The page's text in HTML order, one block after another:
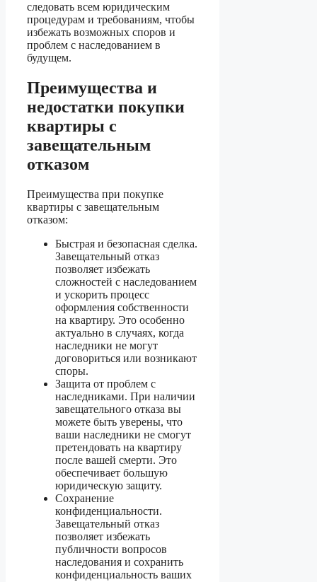
следовать всем юридическим
процедурам и требованиям, чтобы
избежать возможных споров и
проблем с наследованием в
будущем.
Преимущества и
недостатки покупки
квартиры с
завещательным
отказом
Преимущества при покупке
квартиры с завещательным
отказом:
Быстрая и безопасная сделка.
Завещательный отказ
позволяет избежать
сложностей с наследованием
и ускорить процесс
оформления собственности
на квартиру. Это особенно
актуально в случаях, когда
наследники не могут
договориться или возникают
споры.
Защита от проблем с
наследниками. При наличии
завещательного отказа вы
можете быть уверены, что
ваши наследники не смогут
претендовать на квартиру
после вашей смерти. Это
обеспечивает большую
юридическую защиту.
Сохранение
конфиденциальности.
Завещательный отказ
позволяет избежать
публичности вопросов
наследования и сохранить
конфиденциальность ваших